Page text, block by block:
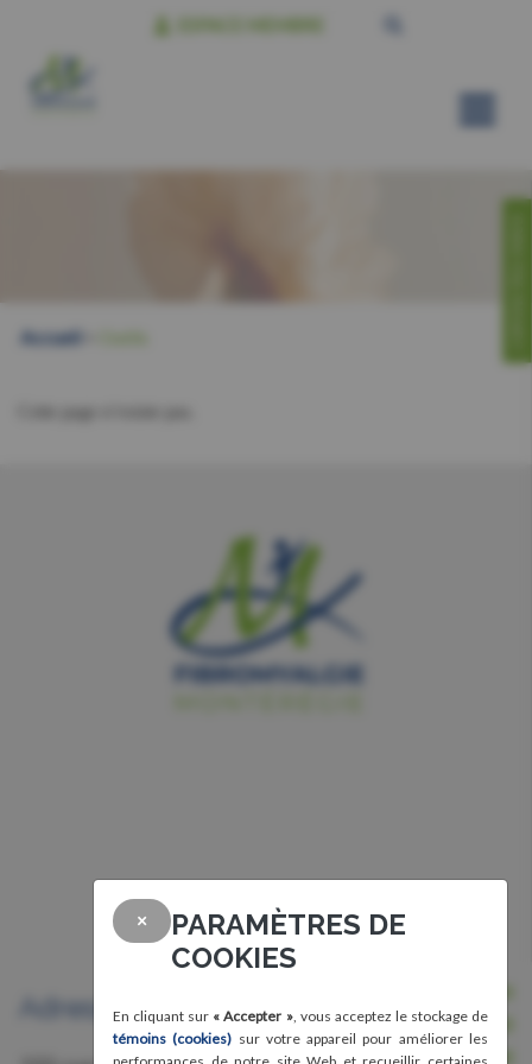
Accueil
Adresse
Avis légal, conditions d'utilisation et
confidentialité
×
PARAMÈTRES DE
COOKIES
En cliquant sur « Accepter », vous acceptez le stockage de
témoins (cookies) sur votre appareil pour améliorer les